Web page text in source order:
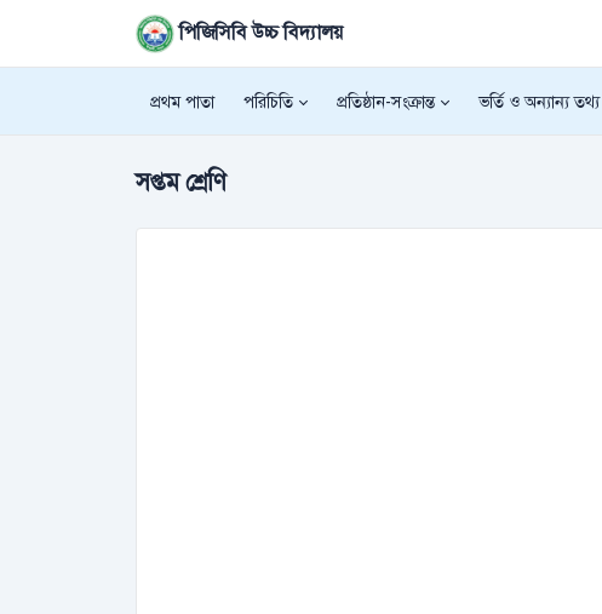
পিজিসিবি উচ্চ বিদ্যালয়
প্রথম পাতা পরিচিতি প্রতিষ্ঠান-সংক্রান্ত ভর্তি ও অন্যান্য তথ্য
সপ্তম শ্রেণি